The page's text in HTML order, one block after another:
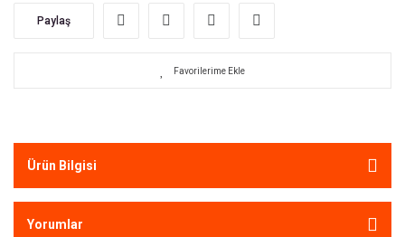
Paylaş
Ürün Bilgisi
Yorumlar